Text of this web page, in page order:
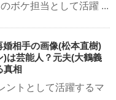
ボケ担当として活躍 ...
婚相手の画像(松本直樹)
)は芸能人？元夫(大鶴義
真相
ントとして活躍するマ